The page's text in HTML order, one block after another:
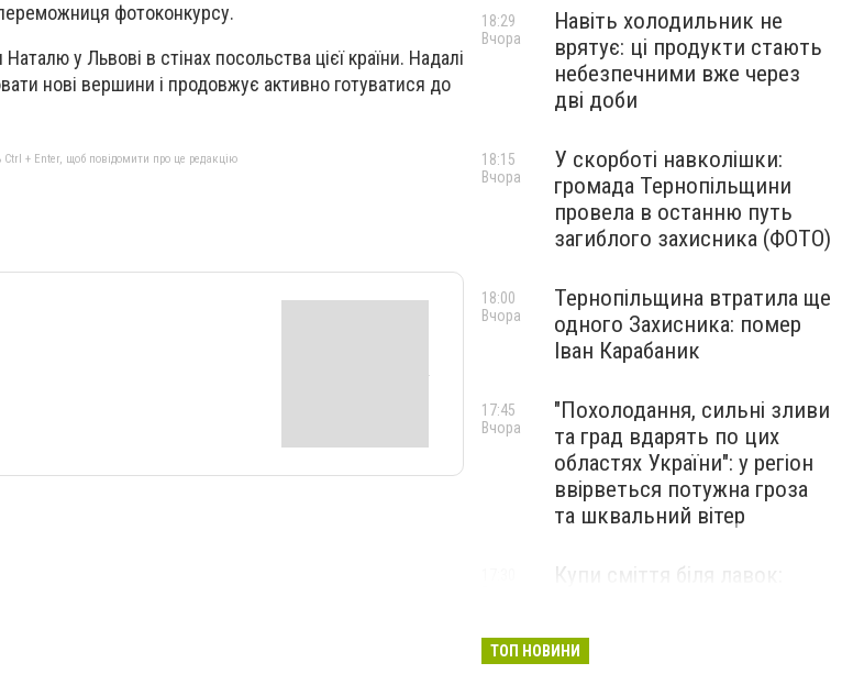
фотоконкурсу.
у Львові в стінах посольства цієї країни. Надалі
нові вершини і продовжує активно готуватися до
+ Enter, щоб повідомити про це редакцію
Навіть холодильник не
врятує: ці продукти стають
небезпечними вже через
дві доби
18:29
Вчора
У скорботі навколішки:
громада Тернопільщини
провела в останню путь
загиблого захисника (ФОТО)
18:15
Вчора
Тернопільщина втратила ще
одного Захисника: помер
Іван Карабаник
18:00
Вчора
"Похолодання, сильні зливи
та град вдарять по цих
областях України": у регіон
ввірветься потужна гроза
та шквальний вітер
17:45
Вчора
Купи сміття біля лавок:
побаченого у парку (ВІДЕО)
ТОП НОВИНИ